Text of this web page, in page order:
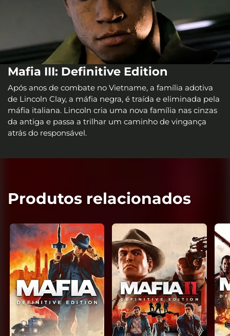
Mafia III: Definitive Edition
Após anos de combate no Vietname, a família adotiva
de Lincoln Clay, a máfia negra, é traída e eliminada pela
máfia italiana. Lincoln cria uma nova família nas cinzas
da antiga e passa a trilhar um caminho de vingança
atrás do responsável.
Produtos relacionados